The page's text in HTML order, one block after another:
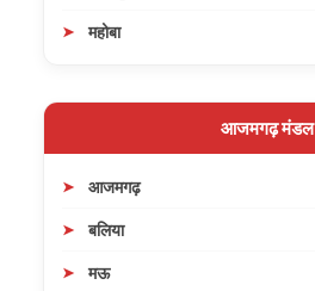
महोबा
आजमगढ़ मंडल
आजमगढ़
बलिया
मऊ